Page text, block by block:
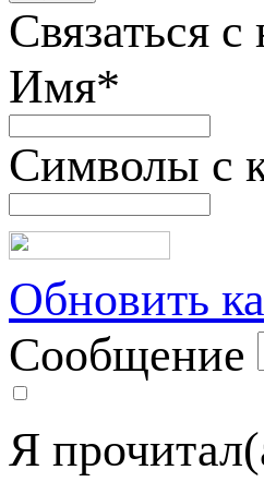
Связаться
Имя*
Символы с
Обновить
Сообщение
Я